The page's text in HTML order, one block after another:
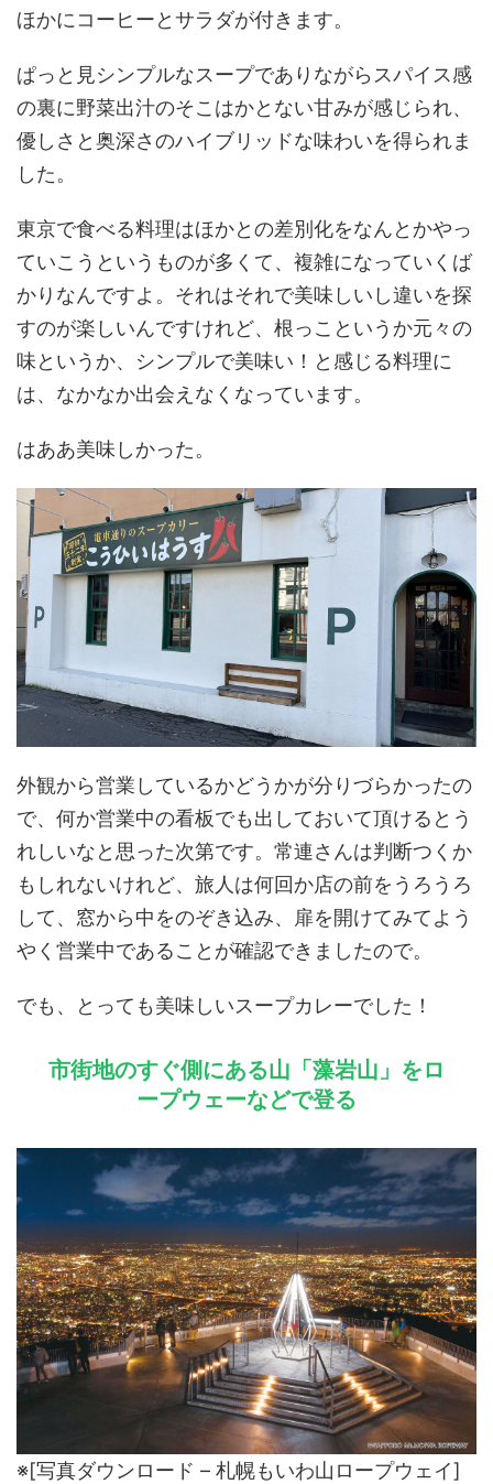
ほかにコーヒーとサラダが付きます。
ぱっと見シンプルなスープでありながらスパイス感
の裏に野菜出汁のそこはかとない甘みが感じられ、
優しさと奥深さのハイブリッドな味わいを得られま
した。
東京で食べる料理はほかとの差別化をなんとかやっ
ていこうというものが多くて、複雑になっていくば
かりなんですよ。それはそれで美味しいし違いを探
すのが楽しいんですけれど、根っこというか元々の
味というか、シンプルで美味い！と感じる料理に
は、なかなか出会えなくなっています。
はああ美味しかった。
外観から営業しているかどうかが分りづらかったの
で、何か営業中の看板でも出しておいて頂けるとう
れしいなと思った次第です。常連さんは判断つくか
もしれないけれど、旅人は何回か店の前をうろうろ
して、窓から中をのぞき込み、扉を開けてみてよう
やく営業中であることが確認できましたので。
でも、とっても美味しいスープカレーでした！
市街地のすぐ側にある山「藻岩山」をロ
ープウェーなどで登る
※[写真ダウンロード – 札幌もいわ山ロープウェイ]